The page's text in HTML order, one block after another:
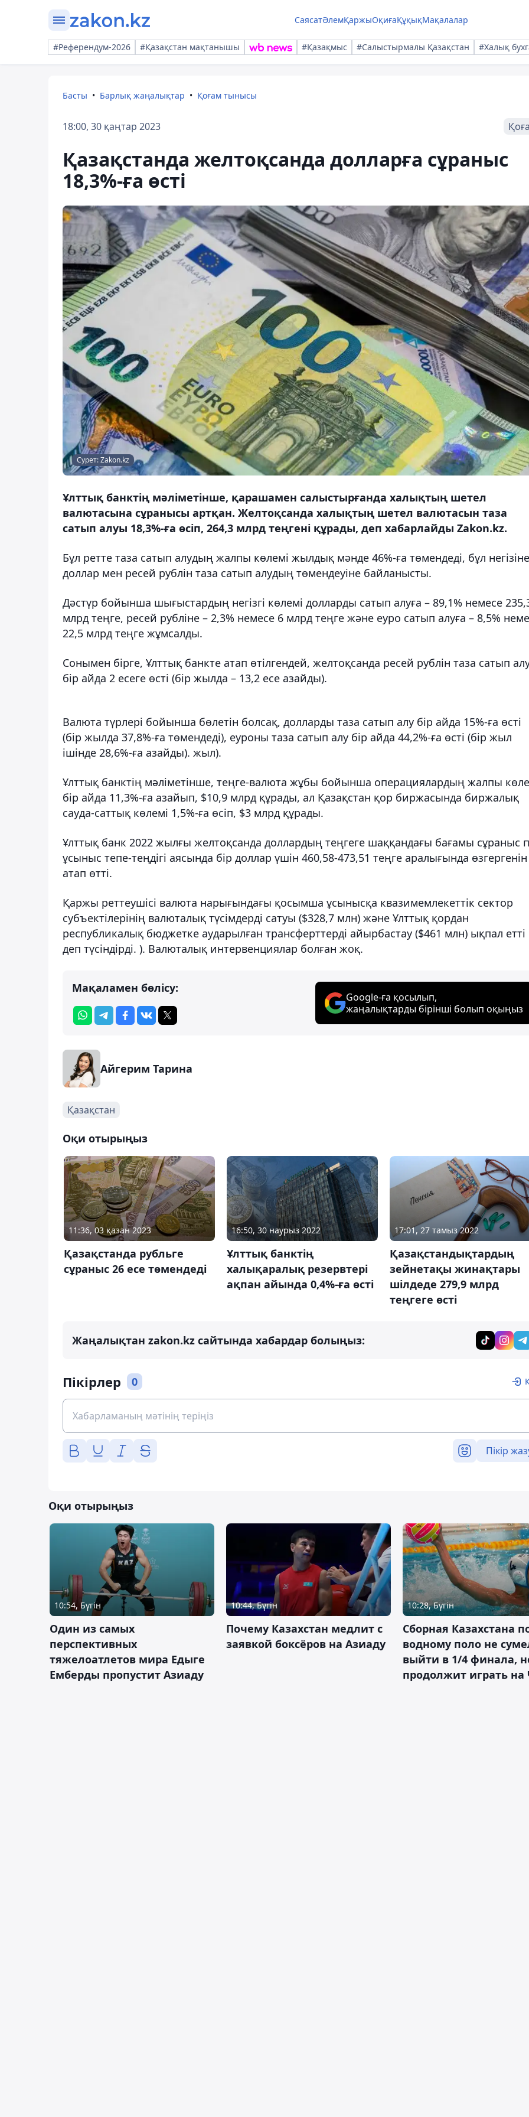
СаясатӘлемҚаржыОқиғаҚұқықМақалалар
#Референдум-2026 #Қазақстан мақтанышы #Қазақмыс #Салыстырмалы Қазақстан #Халық
Басты Барлық жаңалықтар Қоғам тынысы
18:00, 30 қаңтар 2023
Қазақстанда желтоқсанда долларға сұраныс
18,3%-ға өсті
Сурет: Zakon.kz
Ұлттық банктің мәліметінше, қарашамен салыстырғанда халықтың шетел
валютасына сұранысы артқан. Желтоқсанда халықтың шетел валютасын таза
сатып алуы 18,3%-ға өсіп, 264,3 млрд теңгені құрады, деп хабарлайды Zakon.kz.
Бұл ретте таза сатып алудың жалпы көлемі жылдық мәнде 46%-ға төмендеді, бұл
доллар мен ресей рублін таза сатып алудың төмендеуіне байланысты.
Дәстүр бойынша шығыстардың негізгі көлемі долларды сатып алуға – 89,1% немесе
млрд теңге, ресей рубліне – 2,3% немесе 6 млрд теңге және еуро сатып алуға – 8,5%
22,5 млрд теңге жұмсалды.
Сонымен бірге, Ұлттық банкте атап өтілгендей, желтоқсанда ресей рублін таза сатып
бір айда 2 есеге өсті (бір жылда – 13,2 есе азайды).
Валюта түрлері бойынша бөлетін болсақ, долларды таза сатып алу бір айда 15%-ға өсті
(бір жылда 37,8%-ға төмендеді), еуроны таза сатып алу бір айда 44,2%-ға өсті (бір жыл
ішінде 28,6%-ға азайды). жыл).
Ұлттық банктің мәліметінше, теңге-валюта жұбы бойынша операциялардың жалпы
бір айда 11,3%-ға азайып, $10,9 млрд құрады, ал Қазақстан қор биржасында биржалық
сауда-саттық көлемі 1,5%-ға өсіп, $3 млрд құрады.
Ұлттық банк 2022 жылғы желтоқсанда доллардың теңгеге шаққандағы бағамы сұраныс
ұсыныс тепе-теңдігі аясында бір доллар үшін 460,58-473,51 теңге аралығында өзгергенін
атап өтті.
Қаржы реттеушісі валюта нарығындағы қосымша ұсынысқа квазимемлекеттік сектор
субъектілерінің валюталық түсімдерді сатуы ($328,7 млн) және Ұлттық қордан
республикалық бюджетке аударылған трансферттерді айырбастау ($461 млн) ықпал етті
деп түсіндірді. ). Валюталық интервенциялар болған жоқ.
Мақаламен бөлісу:
Google-ға қосылып,
жаңалықтарды бірінші болып оқыңыз
Айгерим Тарина
Қазақстан
Оқи отырыңыз
11:36, 03 қазан 2023
Қазақстанда рубльге
сұраныс 26 есе төмендеді
16:50, 30 наурыз 2022
Ұлттық банктің
халықаралық резервтері
ақпан айында 0,4%-ға өсті
17:01, 27 тамыз 2022
Қазақстандықтардың
зейнетақы жинақтары
шілдеде 279,9 млрд
теңгеге өсті
Жаңалықтан zakon.kz сайтында хабардар болыңыз:
Пікірлер 0
Пікір
Оқи отырыңыз
10:54, Бүгін
Один из самых
перспективных
тяжелоатлетов мира Едыге
Емберды пропустит Азиаду
10:44, Бүгін
Почему Казахстан медлит с
заявкой боксёров на Азиаду
10:28, Бүгін
Сборная Казахстана
водному поло не
выйти в 1/4 финала,
продолжит играть